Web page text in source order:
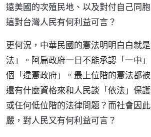
遠美國的次殖民地、以及對付自己同
這對台灣人民有何利益可言？
更何況，中華民國的憲法明明白白就
法」。阿扁政府一日不能承認「一中
個「違憲政府」。最上位階的憲法都
還有什麼資格來和人民談「依法」保
或任何低位階的法律問題？而社會因
嚴，對人民又有何利益可言？